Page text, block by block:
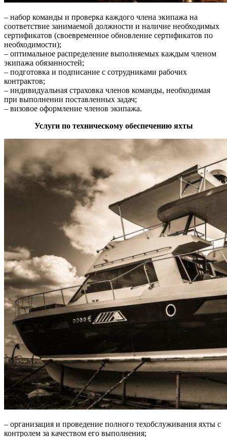
– набор команды и проверка каждого члена экипажа на
соответствие занимаемой должности и наличие необходимых
сертификатов (своевременное обновление сертификатов по
необходимости);
– оптимальное распределение выполняемых каждым членом
экипажа обязанностей;
– подготовка и подписание с сотрудниками рабочих
контрактов;
– индивидуальная страховка членов команды, необходимая
при выполнении поставленных задач;
– визовое оформление членов экипажа.
Услуги по техническому обеспечению яхты
– организация и проведение полного техобслуживания яхты с
контролем за качеством его выполнения;